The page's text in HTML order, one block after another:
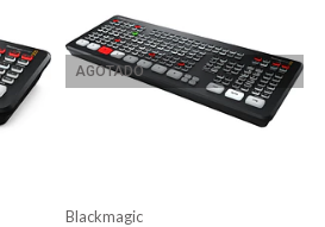
AGOTADO
Blackmagic